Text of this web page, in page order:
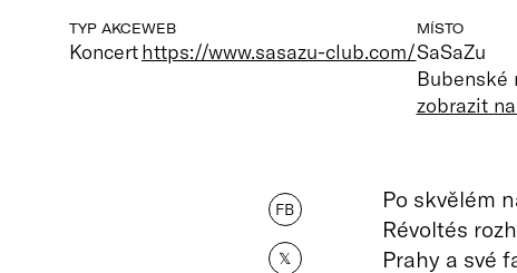
TYP AKCE
Koncert
WEB
https://www.sasazu-club.com/
MÍSTO
SaSaZu
Bubenské
zobrazit
FB
𝕏
Po skvělém
Révoltés
Prahy a své